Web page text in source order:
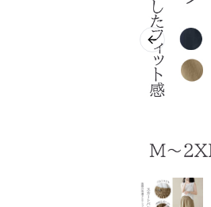
Previous